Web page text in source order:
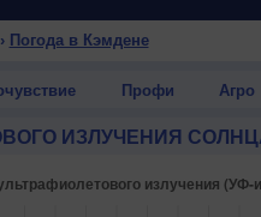
› Погода в Кэмдене
Профи Агро
ИЗЛУЧЕНИЯ